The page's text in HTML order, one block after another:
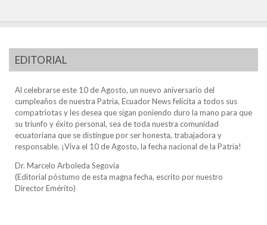
EDITORIAL
Al celebrarse este 10 de Agosto, un nuevo aniversario del
cumpleaños de nuestra Patria, Ecuador News felicita a todos sus
compatriotas y les desea que sigan poniendo duro la mano para que
su triunfo y éxito personal, sea de toda nuestra comunidad
ecuatoriana que se distingue por ser honesta, trabajadora y
responsable. ¡Viva el 10 de Agosto, la fecha nacional de la Patria!
Dr. Marcelo Arboleda Segovia
(Editorial póstumo de esta magna fecha, escrito por nuestro
Director Emérito)